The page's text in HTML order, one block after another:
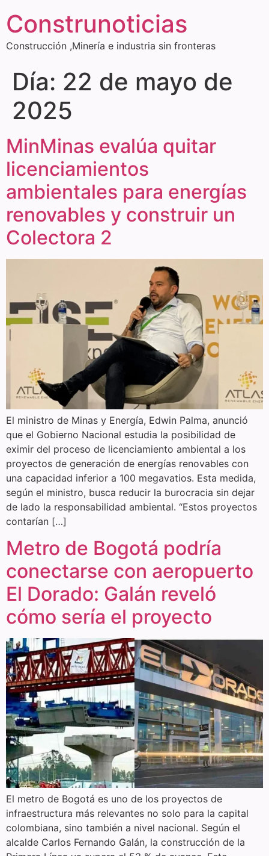
Construnoticias
Construcción ,Minería e industria sin fronteras
Día: 22 de mayo de
2025
MinMinas evalúa quitar
licenciamientos
ambientales para energías
renovables y construir un
Colectora 2
El ministro de Minas y Energía, Edwin Palma, anunció
que el Gobierno Nacional estudia la posibilidad de
eximir del proceso de licenciamiento ambiental a los
proyectos de generación de energías renovables con
una capacidad inferior a 100 megavatios. Esta medida,
según el ministro, busca reducir la burocracia sin dejar
de lado la responsabilidad ambiental. “Estos proyectos
contarían […]
Metro de Bogotá podría
conectarse con aeropuerto
El Dorado: Galán reveló
cómo sería el proyecto
El metro de Bogotá es uno de los proyectos de
infraestructura más relevantes no solo para la capital
colombiana, sino también a nivel nacional. Según el
alcalde Carlos Fernando Galán, la construcción de la